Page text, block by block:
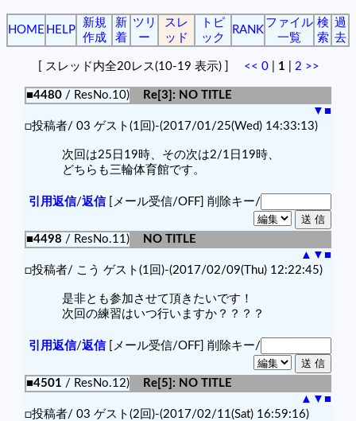
HOME HELP
新規
作成
新
着
ツリ
ー
スレ
ッド
トピ
ック
RANK
ファイル
一覧
検
索
過
去
[ スレッド内全20レス(10-19 表示) ] << 0 1 2 >>
■4480 / ResNo.10)
Re[3]: NO TITLE
▼ ■
□投稿者/ 03 ゲスト(1回)-(2017/01/25(Wed) 14:33:13)
次回は25日19時、その次は2/1日19時、
どちらも三輪体育館です。
引用返信/返信[メール受信/OFF] 削除キー/
■4498 / ResNo.11)
NO TITLE
▲ ▼ ■
□投稿者/ こう ゲスト(1回)-(2017/02/09(Thu) 12:22:45)
是非とも参加させて頂きたいです！
次回の練習はいつ行いますか？？？？
引用返信/返信[メール受信/OFF] 削除キー/
■4501 / ResNo.12)
Re[5]: NO TITLE
▲ ▼ ■
□投稿者/ 03 ゲスト(2回)-(2017/02/11(Sat) 16:59:16)